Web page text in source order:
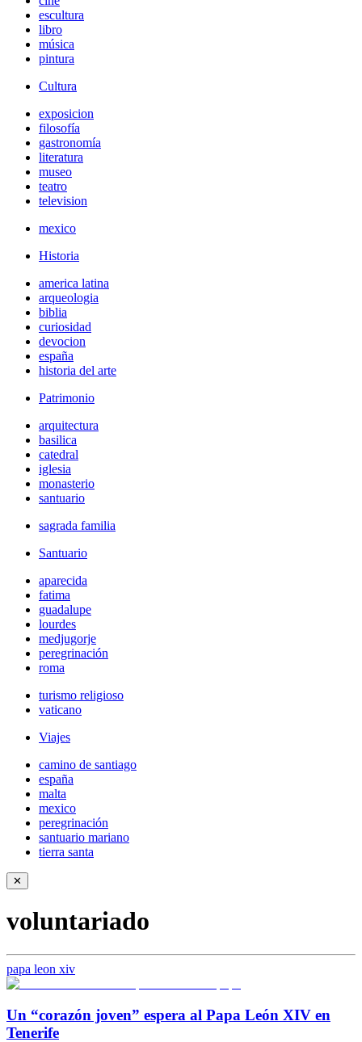
escultura
libro
música
pintura
Cultura
exposicion
filosofía
gastronomía
literatura
museo
teatro
television
mexico
Historia
america latina
arqueologia
biblia
curiosidad
devocion
españa
historia del arte
Patrimonio
arquitectura
basilica
catedral
iglesia
monasterio
santuario
sagrada familia
Santuario
aparecida
fatima
guadalupe
lourdes
medjugorje
peregrinación
roma
turismo religioso
vaticano
Viajes
camino de santiago
españa
malta
mexico
peregrinación
santuario mariano
tierra santa
✕
voluntariado
papa leon xiv
Un “corazón joven” espera al Papa León XIV en
Tenerife